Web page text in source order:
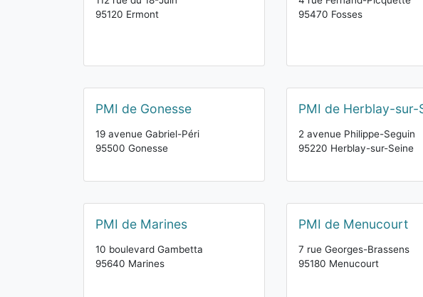
95120 Ermont
95470 Fosses
PMI de Gonesse
19 avenue Gabriel-Péri
95500 Gonesse
PMI de Herblay-sur-
2 avenue Philippe-Seguin
95220 Herblay-sur-Seine
PMI de Marines
10 boulevard Gambetta
95640 Marines
PMI de Menucourt
7 rue Georges-Brassens
95180 Menucourt